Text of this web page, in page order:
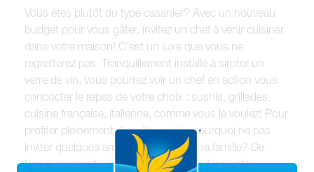
Vous êtes plutôt du type casanier? Avec un nouveau
budget pour vous gâter, invitez un chef à venir cuisiner
dans votre maison! C’est un luxe que vous ne
regretterez pas. Tranquillement installé à siroter un
verre de vin, vous pourrez voir un chef en action vous
concocter le repas de votre choix : sushis, grillades,
cuisine française, italienne, comme vous le voulez! Pour
profiter pleinement de cette soirée, pourquoi ne pas
inviter quelques amis et membres de la famille? De
beaux moments qui resteront gravés dans votre